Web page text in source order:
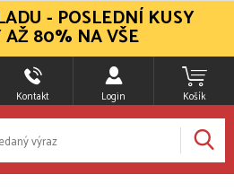
Kontakt Login Košík
- POSLEDNÍ KUSY
AŽ 80% NA VŠE